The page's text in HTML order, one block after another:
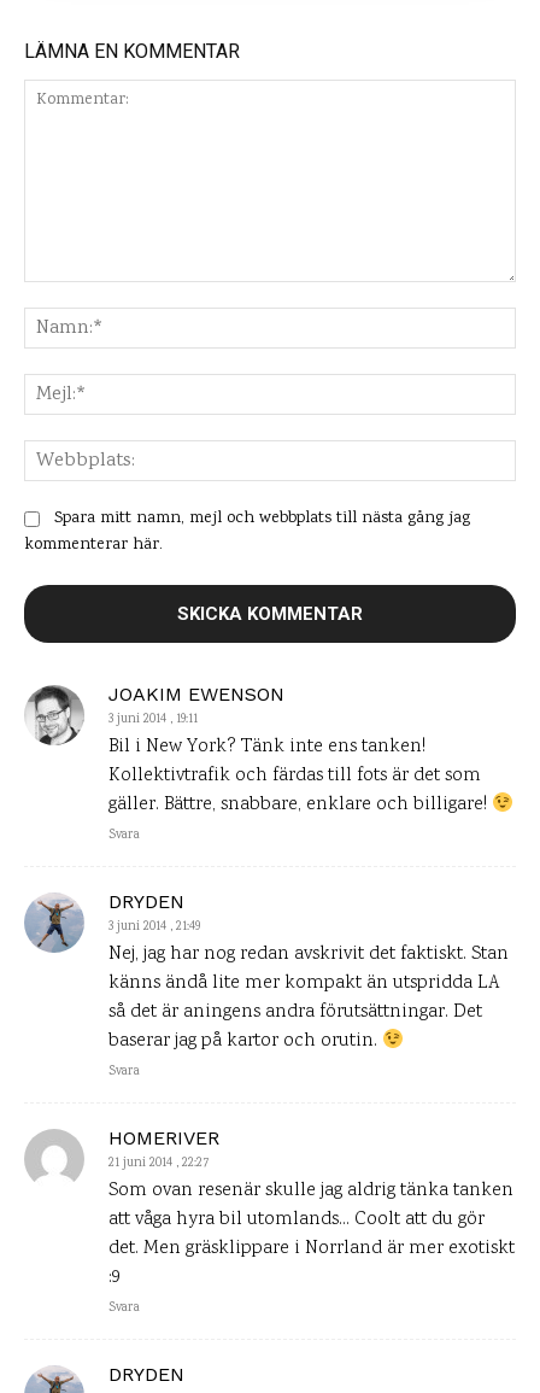
JOAKIM EWENSON
3 juni 2014 , 19:11
Bil i New York? Tänk inte ens tanken!
Kollektivtrafik och färdas till fots är det som
gäller. Bättre, snabbare, enklare och billigare!
Svara
DRYDEN
3 juni 2014 , 21:49
Nej, jag har nog redan avskrivit det faktiskt. Stan
känns ändå lite mer kompakt än utspridda LA
så det är aningens andra förutsättningar. Det
baserar jag på kartor och orutin.
Svara
HOMERIVER
21 juni 2014 , 22:27
Som ovan resenär skulle jag aldrig tänka tanken
att våga hyra bil utomlands… Coolt att du gör
det. Men gräsklippare i Norrland är mer exotiskt
:9
Svara
DRYDEN
LÄMNA EN KOMMENTAR
Spara mitt namn, mejl och webbplats till nästa gång jag
kommenterar här.